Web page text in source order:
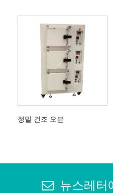
정밀 건조 오븐
뉴스레터